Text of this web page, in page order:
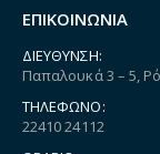
ΕΠΙΚΟΙΝΩΝΙΑ
ΔΙΕΎΘΥΝΣΗ:
Παπαλουκά 3 – 5,
ΤΗΛΈΦΩΝΟ:
22410 24112